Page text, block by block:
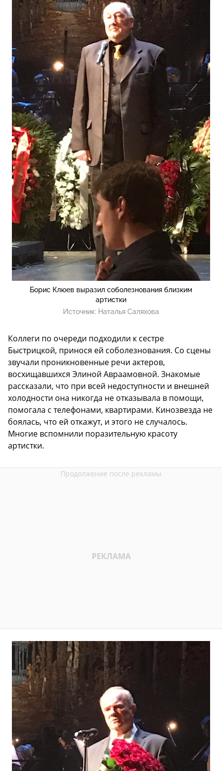
Борис Клюев выразил соболезнования близким
артистки
Источник: Наталья Саляхова
Коллеги по очереди подходили к сестре
Быстрицкой, принося ей соболезнования. Со сцены
звучали проникновенные речи актеров,
восхищавшихся Элиной Авраамовной. Знакомые
рассказали, что при всей недоступности и внешней
холодности она никогда не отказывала в помощи,
помогала с телефонами, квартирами. Кинозвезда не
боялась, что ей откажут, и этого не случалось.
Многие вспомнили поразительную красоту
артистки.